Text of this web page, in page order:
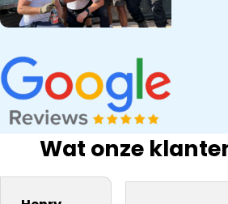
Wat onze
bedrijf na
Snel